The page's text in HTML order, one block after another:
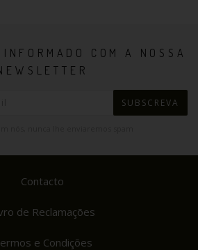
COM A NOSSA
SUBSCREVA
Contacto
de Reclamações
e Condições